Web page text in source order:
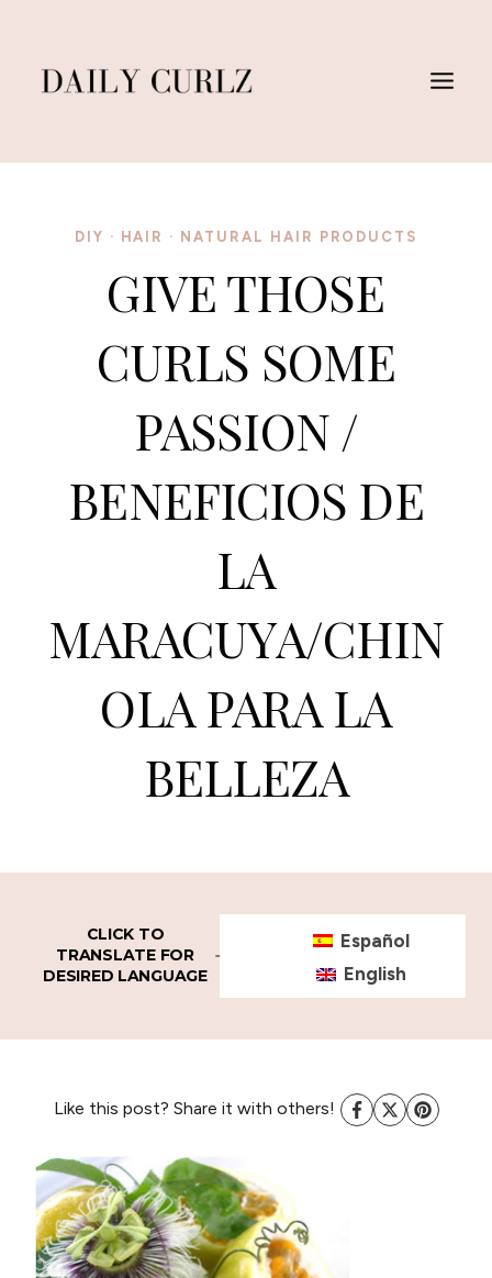
content
DIY · HAIR · NATURAL HAIR PRODUCTS
GIVE THOSE
CURLS SOME
PASSION /
BENEFICIOS DE
LA
MARACUYA/CHIN
OLA PARA LA
BELLEZA
CLICK TO
TRANSLATE FOR
DESIRED LANGUAGE
Español
English
Like this post? Share it with others!